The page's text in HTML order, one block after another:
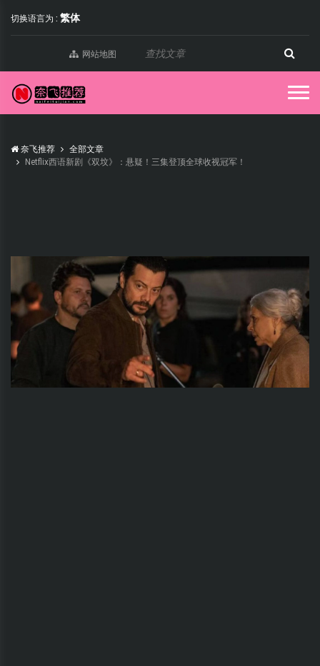
切换语言为 : 繁体
网站地图
奈飞推荐
全部文章
Netflix西语新剧《双坟》：悬疑！三集登顶全球收视冠军！